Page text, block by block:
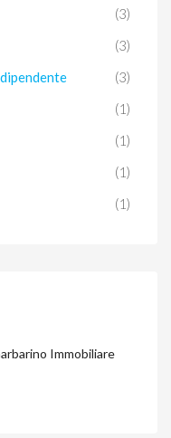
(3)
(3)
(3)
(1)
(1)
(1)
(1)
Immobiliare